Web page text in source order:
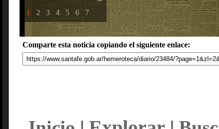
1 2 3 4 5 6 7
Comparte esta noticia copiando el siguiente enlace: